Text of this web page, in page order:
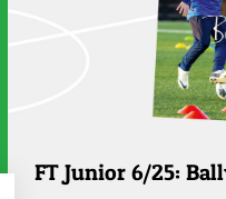
FT Junior 6/25: